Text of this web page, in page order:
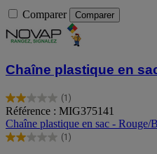
Comparer Comparer
Chaîne plastique en
(1)
2.0
sur
5
étoiles.
Référence : MIG375141
Chaîne plastique en sac - Rouge/
(1)
2.0